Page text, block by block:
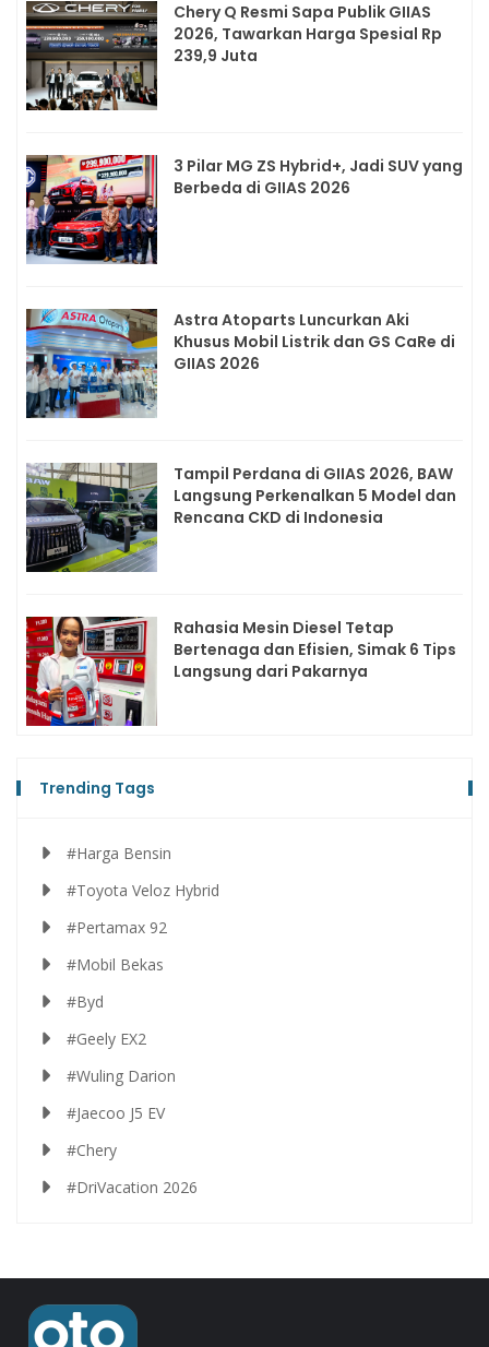
Chery Q Resmi Sapa Publik GIIAS
2026, Tawarkan Harga Spesial Rp
239,9 Juta
3 Pilar MG ZS Hybrid+, Jadi SUV yang
Berbeda di GIIAS 2026
Astra Atoparts Luncurkan Aki
Khusus Mobil Listrik dan GS CaRe di
GIIAS 2026
Tampil Perdana di GIIAS 2026, BAW
Langsung Perkenalkan 5 Model dan
Rencana CKD di Indonesia
Rahasia Mesin Diesel Tetap
Bertenaga dan Efisien, Simak 6 Tips
Langsung dari Pakarnya
Trending Tags
#Harga Bensin
#Toyota Veloz Hybrid
#Pertamax 92
#Mobil Bekas
#Byd
#Geely EX2
#Wuling Darion
#Jaecoo J5 EV
#Chery
#DriVacation 2026